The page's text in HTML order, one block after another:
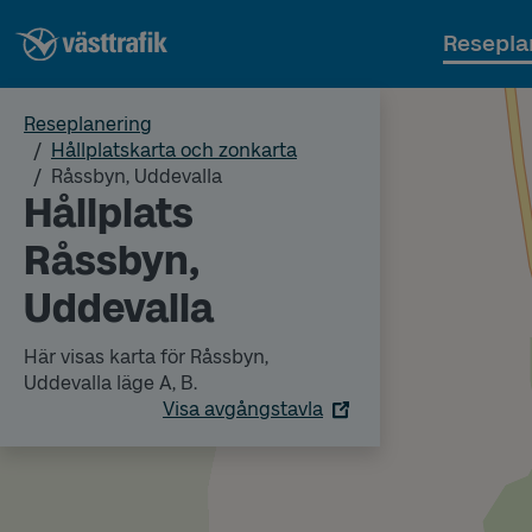
Reseplanering
Hållplatskarta och zonkarta
Råssbyn, Uddevalla
Hållplats
Råssbyn,
Uddevalla
Här visas karta för Råssbyn,
Uddevalla läge A, B.
Visa avgångstavla